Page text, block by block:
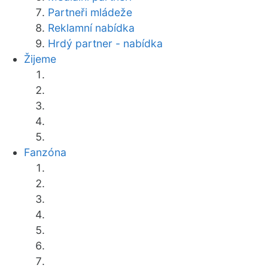
Partneři mládeže
Reklamní nabídka
Hrdý partner - nabídka
Žijeme
Fanzóna